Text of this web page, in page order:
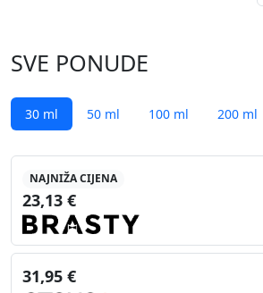
SVE PONUDE
30 ml 50 ml 100 ml 200 ml
NAJNIŽA CIJENA
23,13 €
31,95 €